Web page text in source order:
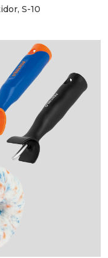
S-10